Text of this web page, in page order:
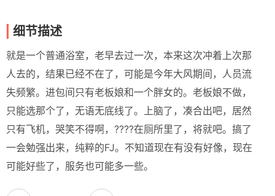
细节描述
就是一个普通浴室，老早去过一次，本来这次冲着上次那
人去的，结果已经不在了，可能是今年大风期间，人员流
失频繁。进包间只有老板娘和一个胖女的。老板娘不做，
只能选那个了，无语无底线了。上脑了，凑合出吧，居然
只有飞机，哭笑不得啊，????在厕所里了，将就吧。搞了
一会勉强出来，纯粹的FJ。不知道现在有没有好像，现在
可能好些了，服务也可能多一些。